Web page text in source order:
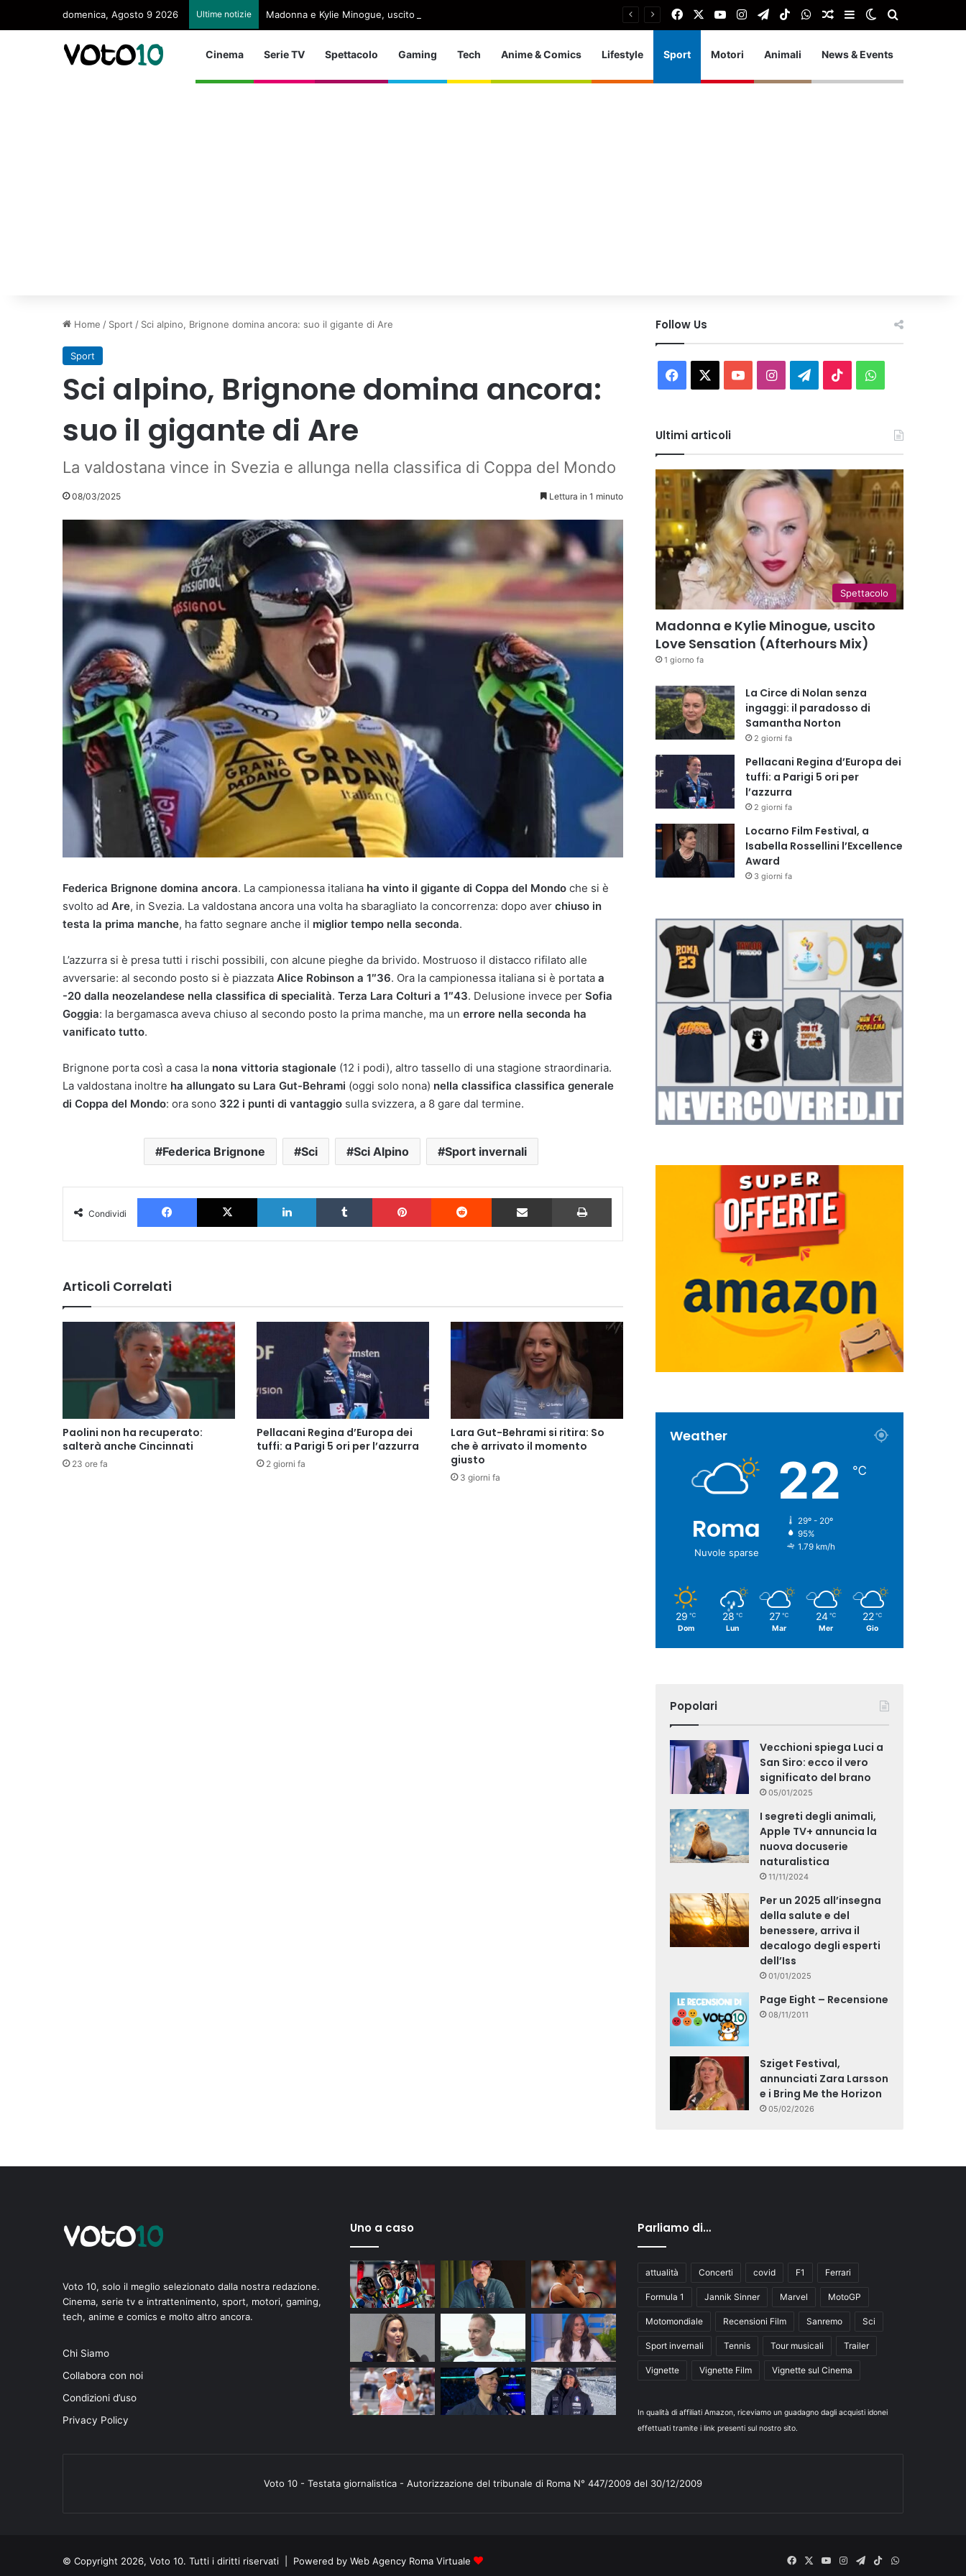
domenica, Agosto 9 2026 Ultime notizie Madonna e Kylie Minogue, uscito Love Sensation (Afterhours Mix) FacebookYou TubeInstagram
TelegramTikTokWhatsApp
Articolo Random
Barra laterale
Cambia aspetto
Cinema Serie TV Spettacolo Gaming Tech Anime & Comics Lifestyle Sport Motori Animali News & Events
Home / Sport / Sci alpino, Brignone domina ancora: suo il gigante di Are
Sport
Sci alpino, Brignone domina ancora:
suo il gigante di Are
La valdostana vince in Svezia e allunga nella classifica di Coppa del Mondo
08/03/2025 Lettura in 1 minuto
Federica Brignone domina ancora. La campionessa italiana ha vinto il gigante di Coppa del Mondo che si è
svolto ad Are, in Svezia. La valdostana ancora una volta ha sbaragliato la concorrenza: dopo aver chiuso in
testa la prima manche, ha fatto segnare anche il miglior tempo nella seconda.
L’azzurra si è presa tutti i rischi possibili, con alcune pieghe da brivido. Mostruoso il distacco rifilato alle
avversarie: al secondo posto si è piazzata Alice Robinson a 1″36. Ora la campionessa italiana si è portata a
-20 dalla neozelandese nella classifica di specialità. Terza Lara Colturi a 1″43. Delusione invece per Sofia
Goggia: la bergamasca aveva chiuso al secondo posto la prima manche, ma un errore nella seconda ha
vanificato tutto.
Brignone porta così a casa la nona vittoria stagionale (12 i podi), altro tassello di una stagione straordinaria.
La valdostana inoltre ha allungato su Lara Gut-Behrami (oggi solo nona) nella classifica classifica generale
di Coppa del Mondo: ora sono 322 i punti di vantaggio sulla svizzera, a 8 gare dal termine.
Federica Brignone Sci Sci Alpino Sport invernali
Condividi
Facebook X LinkedIn Tumblr Pinterest Reddit Condividi via Email Stampa
Articoli Correlati
Paolini non ha recuperato:
salterà anche Cincinnati
23 ore fa
Pellacani Regina d’Europa dei
tuffi: a Parigi 5 ori per l’azzurra
2 giorni fa
Lara Gut-Behrami si ritira: So
che è arrivato il momento
giusto
3 giorni fa
Follow Us
Facebook You InstagramTelegram
TikTokWhatsApp
Ultimi articoli
Spettacolo
Madonna e Kylie Minogue, uscito
Love Sensation (Afterhours Mix)
1 giorno fa
La Circe di Nolan senza
ingaggi: il paradosso di
Samantha Norton
2 giorni fa
Pellacani Regina d’Europa dei
tuffi: a Parigi 5 ori per
l’azzurra
2 giorni fa
Locarno Film Festival, a
Isabella Rossellini l’Excellence
Award
3 giorni fa
Weather
Roma
Nuvole sparse
22 ℃
29º - 20º
95%
1.79 km/h
29 ℃
Dom
28 ℃
Lun
27 ℃
Mar
24 ℃
Mer
22 ℃
Gio
Popolari
Vecchioni spiega Luci a
San Siro: ecco il vero
significato del brano
05/01/2025
I segreti degli animali,
Apple TV+ annuncia la
nuova docuserie
naturalistica
11/11/2024
Per un 2025 all’insegna
della salute e del
benessere, arriva il
decalogo degli esperti
dell’Iss
01/01/2025
Page Eight – Recensione
08/11/2011
Sziget Festival,
annunciati Zara Larsson
e i Bring Me the Horizon
05/02/2026
Voto 10, solo il meglio selezionato dalla nostra redazione.
Cinema, serie tv e intrattenimento, sport, motori, gaming,
tech, anime e comics e molto altro ancora.
Chi Siamo
Collabora con noi
Condizioni d’uso
Privacy Policy
Uno a caso Parliamo di…
attualità Concerti covid F1 Ferrari
Formula 1 Jannik Sinner Marvel MotoGP
Motomondiale Recensioni Film Sanremo Sci
Sport invernali Tennis Tour musicali Trailer
Vignette Vignette Film Vignette sul Cinema
In qualità di affiliati Amazon, riceviamo un guadagno dagli acquisti idonei
effettuati tramite i link presenti sul nostro sito.
Voto 10 - Testata giornalistica - Autorizzazione del tribunale di Roma N° 447/2009 del 30/12/2009
© Copyright 2026, Voto 10. Tutti i diritti riservati | Powered by Web Agency Roma Virtuale Facebook
X
YouInstagram
Telegram
TikTokWhatsApp